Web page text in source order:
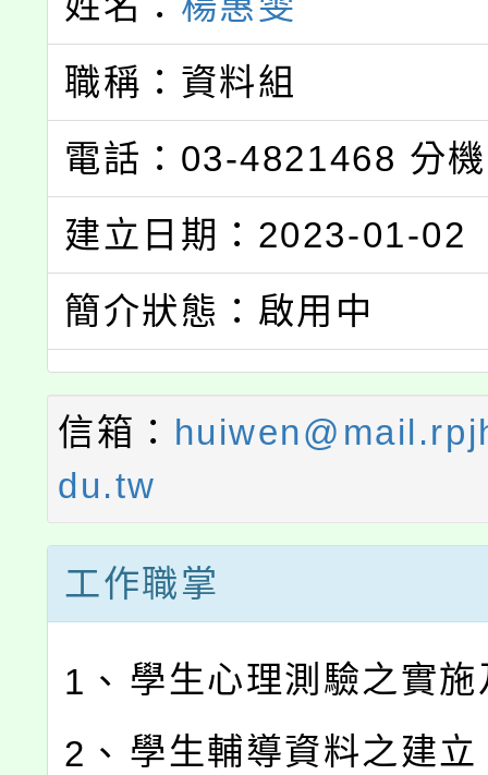
職稱：資料組
電話：03-4821468 分
建立日期：2023-01-02
簡介狀態：啟用中
信箱：
du.tw
工作職掌
1、 學生心理測驗之實
2、 學生輔導資料之建